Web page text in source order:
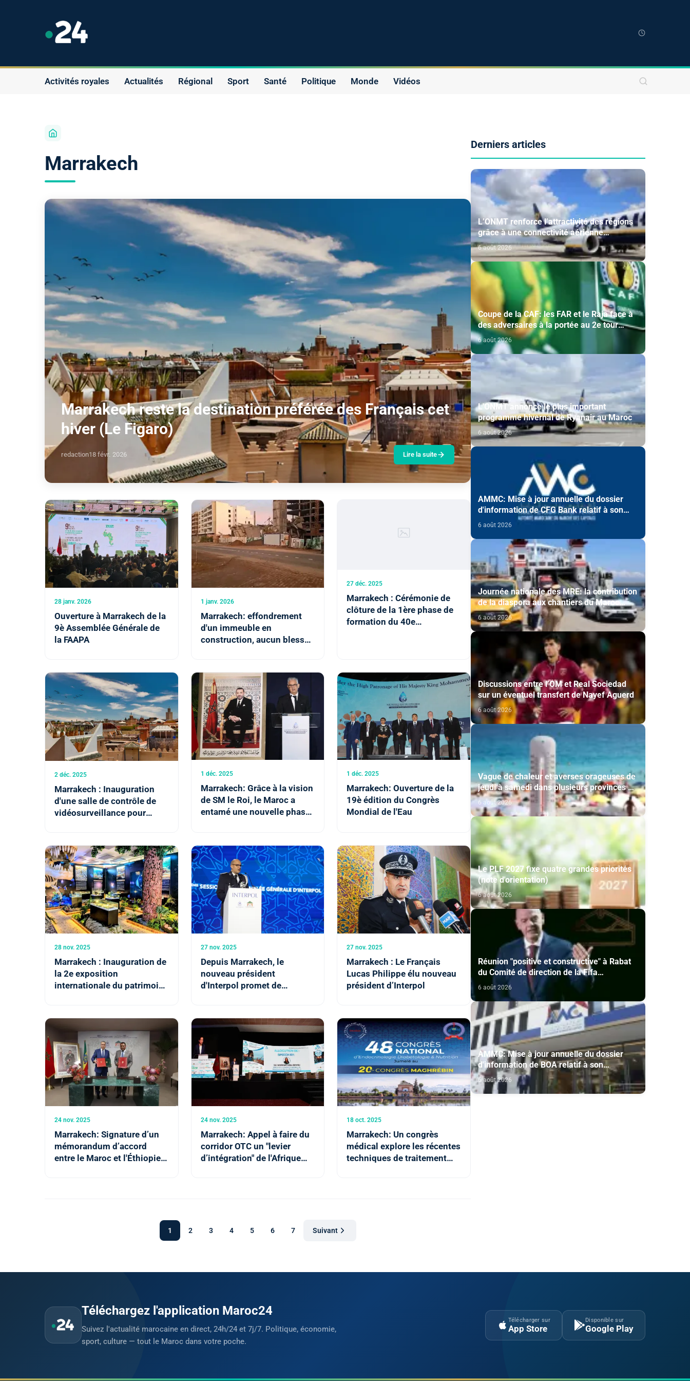
Activités royales Actualités Régional Sport Santé Politique Monde Vidéos
Marrakech
Marrakech reste la destination préférée des Français cet
hiver (Le Figaro)
redaction18 févr. 2026 Lire la suite
28 janv. 2026
Ouverture à Marrakech de la
9è Assemblée Générale de
la FAAPA
1 janv. 2026
Marrakech: effondrement
d'un immeuble en
construction, aucun blessé
27 déc. 2025
Marrakech : Cérémonie de
clôture de la 1ère phase de
formation du 40e
2 déc. 2025
Marrakech : Inauguration
d'une salle de contrôle de
vidéosurveillance pour
1 déc. 2025
Marrakech: Grâce à la vision
de SM le Roi, le Maroc a
entamé une nouvelle phase
Baraka)
1 déc. 2025
Marrakech: Ouverture de la
19è édition du Congrès
Mondial de l'Eau
28 nov. 2025
Marrakech : Inauguration de
la 2e exposition
internationale du patrimoine
27 nov. 2025
Depuis Marrakech, le
nouveau président
d'Interpol promet de
le Maroc
27 nov. 2025
Marrakech : Le Français
Lucas Philippe élu nouveau
président d’Interpol
24 nov. 2025
Marrakech: Signature d’un
mémorandum d’accord
entre le Maroc et l'Éthiopie
24 nov. 2025
Marrakech: Appel à faire du
corridor OTC un "levier
d’intégration" de l'Afrique
18 oct. 2025
Marrakech: Un congrès
médical explore les récentes
techniques de traitement
1 2 3 4 5 6 7 Suivant
Derniers articles
L’ONMT renforce l’attractivité des régions
grâce à une connectivité aérienne
historique de Ryanair
6 août 2026
Coupe de la CAF: les FAR et le Raja face à
des adversaires à la portée au 2e tour
préliminaire
6 août 2026
L'ONMT annonce le plus important
programme hivernal de Ryanair au Maroc
6 août 2026
AMMC: Mise à jour annuelle du dossier
d'information de CFG Bank relatif à son
programme d'émission de certificats de
6 août 2026
Journée nationale des MRE: la contribution
de la diaspora aux chantiers du Maroc
2030 mise en avant
6 août 2026
Discussions entre l’OM et Real Sociedad
sur un éventuel transfert de Nayef Aguerd
6 août 2026
Vague de chaleur et averses orageuses de
jeudi à samedi dans plusieurs provinces du
Royaume (Bulletin d'alerte)
6 août 2026
Le PLF 2027 fixe quatre grandes priorités
(note d'orientation)
6 août 2026
Réunion "positive et constructive" à Rabat
du Comité de direction de la Fifa
(communiqué)
6 août 2026
AMMC: Mise à jour annuelle du dossier
d'information de BOA relatif à son
programme d'émission de certificats de
dépôt
6 août 2026
Téléchargez l'application Maroc24
Suivez l'actualité marocaine en direct, 24h/24 et 7j/7. Politique, économie,
sport, culture — tout le Maroc dans votre poche.
Télécharger sur
App Store
Disponible sur
Google Play